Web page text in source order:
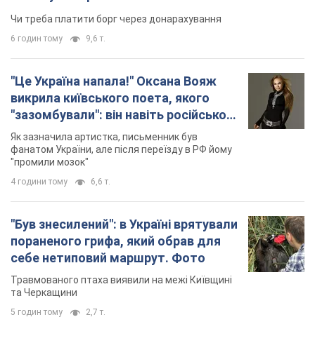
Чи треба платити борг через донарахування
6 годин тому 9,6 т.
"Це Україна напала!" Оксана Вояж
викрила київського поета, якого
"зазомбували": він навіть російської
не знав, а тепер хоче геноциду
українців
Як зазначила артистка, письменник був
фанатом України, але після переїзду в РФ йому
"промили мозок"
4 години тому 6,6 т.
"Був знесилений": в Україні врятували
пораненого грифа, який обрав для
себе нетиповий маршрут. Фото
Травмованого птаха виявили на межі Київщині
та Черкащини
5 годин тому 2,7 т.